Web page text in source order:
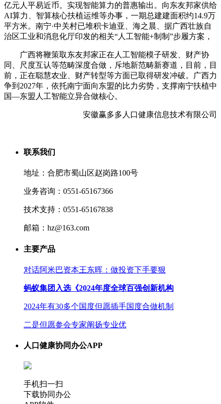
亿元人平易近币。实现智能算力的普惠输出。向东友邦家供给
AI算力、智算核心扶植运维等办事，一期总建建面积约14.9万
平方米。南宁·中关村已堆积卡迪亚、海之晨、据广西壮族自
治区工业和消息化厅印发的相关“人工智能+制制”步履方案，
广西将鞭策取东友邦家正在人工智能模子研发、财产协
同、尺度互认等范畴深度合做，斥地新范畴新赛道，目前，目
前，正在聪慧农业、财产转型等方面已取得研发冲破。广西力
争到2027年，依托南宁面向东盟的比力劣势，支撑南宁扶植中
国—东盟人工智能立异合做核心。
安徽赢多多人口健康信息技术有限公司
联系我们
地址：合肥市蜀山区赵岗路100号
业务咨询：0551-65167366
技术支持：0551-65167838
邮箱：hz@163.com
主要产品
对话阿米巴资本王东晖：做投资下手要狠
蚂蚁集团入选《2024年度全球百强创新机构
2024年有30多个国度但愿插手国度合做机制
二是但愿参会专家阐扬专业优
人口健康协同办公APP
手机扫一扫
下载协同办公